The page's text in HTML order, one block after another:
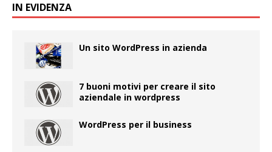
IN EVIDENZA
Un sito WordPress in azienda
7 buoni motivi per creare il sito
aziendale in wordpress
WordPress per il business